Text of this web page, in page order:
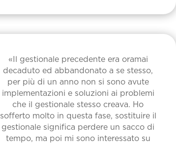
«Il gestionale precedente era oramai
decaduto ed abbandonato a se stesso,
per più di un anno non si sono avute
implementazioni e soluzioni ai problemi
che il gestionale stesso creava. Ho
sofferto molto in questa fase, sostituire il
gestionale significa perdere un sacco di
tempo, ma poi mi sono interessato su